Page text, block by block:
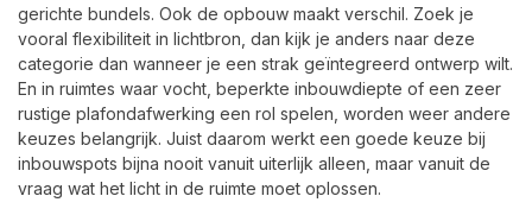
gerichte bundels. Ook de opbouw maakt verschil. Zoek je
vooral flexibiliteit in lichtbron, dan kijk je anders naar deze
categorie dan wanneer je een strak geïntegreerd ontwerp wilt.
En in ruimtes waar vocht, beperkte inbouwdiepte of een zeer
rustige plafondafwerking een rol spelen, worden weer andere
keuzes belangrijk. Juist daarom werkt een goede keuze bij
inbouwspots bijna nooit vanuit uiterlijk alleen, maar vanuit de
vraag wat het licht in de ruimte moet oplossen.